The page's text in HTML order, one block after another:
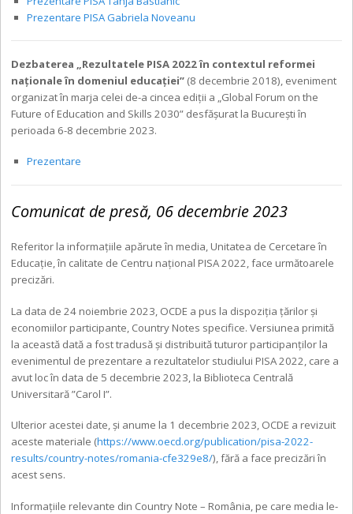
Prezentare PISA Gabriela Noveanu
Dezbaterea „Rezultatele PISA 2022 în contextul reformei
naționale în domeniul educației” (8 decembrie 2018), eveniment
organizat în marja celei de-a cincea ediții a „Global Forum on the
Future of Education and Skills 2030” desfășurat la București în
perioada 6-8 decembrie 2023.
Prezentare
Comunicat de presă, 06 decembrie 2023
Referitor la informațiile apărute în media, Unitatea de Cercetare în
Educație, în calitate de Centru național PISA 2022, face următoarele
precizări.
La data de 24 noiembrie 2023, OCDE a pus la dispoziția țărilor și
economiilor participante, Country Notes specifice. Versiunea primită
la această dată a fost tradusă și distribuită tuturor participanților la
evenimentul de prezentare a rezultatelor studiului PISA 2022, care a
avut loc în data de 5 decembrie 2023, la Biblioteca Centrală
Universitară ”Carol I”.
Ulterior acestei date, și anume la 1 decembrie 2023, OCDE a revizuit
aceste materiale (https://www.oecd.org/publication/pisa-2022-
results/country-notes/romania-cfe329e8/), fără a face precizări în
acest sens.
Informațiile relevante din Country Note – România, pe care media le-